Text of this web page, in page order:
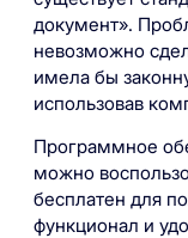
документ».
невозможно
имела бы
использовав
Программное
можно
бесплатен для
функционал и